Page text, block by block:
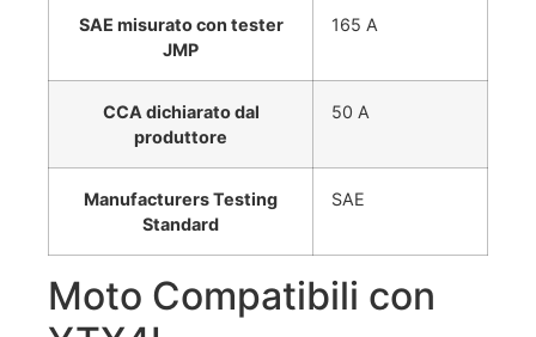
SAE misurato con tester
JMP
165 A
CCA dichiarato dal
produttore
50 A
Manufacturers Testing
Standard
SAE
Moto Compatibili con